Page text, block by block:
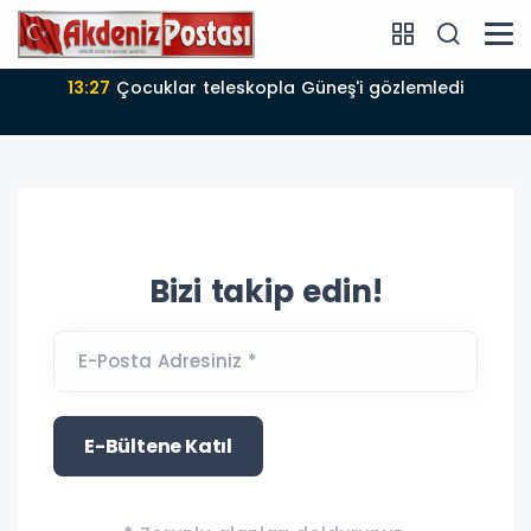
13:27 Çocuklar teleskopla Güneş'i gözlemledi
Bizi takip edin!
E-Posta Adresiniz *